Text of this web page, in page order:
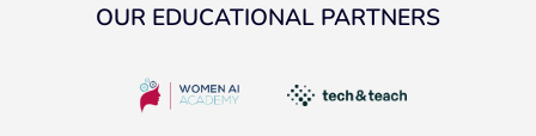
OUR EDUCATIONAL PARTNERS